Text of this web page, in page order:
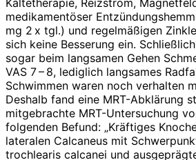
medikamentöser
mg 2 x tgl.) und regelmäßigen
sich keine Besserung ein.
sogar beim langsamen Gehen
VAS 7 – 8, lediglich langsames
Schwimmen waren noch verhalten
Deshalb fand eine MRT-Abklärung
mitgebrachte MRT-Untersuchung
folgenden Befund: „Kräftiges
lateralen Calcaneus mit
trochlearis calcanei und